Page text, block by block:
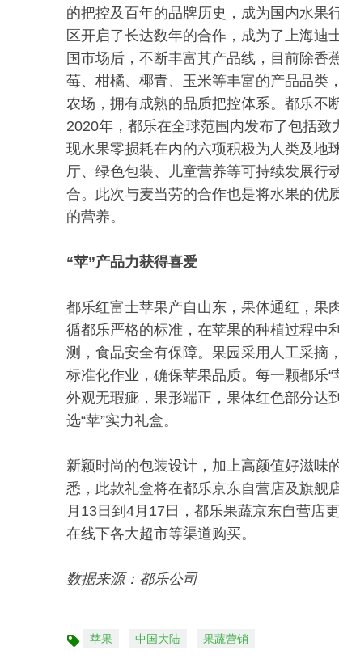
的把控及百年的品牌历史，成为国内水果
区开启了长达数年的合作，成为了上海迪
国市场后，不断丰富其产品线，目前除香
莓、柑橘、椰青、玉米等丰富的产品品类
农场，拥有成熟的品质把控体系。都乐不
2020年，都乐在全球范围内发布了包括
现水果零损耗在内的六项积极为人类及地
厅、绿色包装、儿童营养等可持续发展行
合。此次与麦当劳的合作也是将水果的优
的营养。
“苹”产品力获得喜爱
都乐红富士苹果产自山东，果体通红，果
循都乐严格的标准，在苹果的种植过程中
测，食品安全有保障。果园采用人工采摘
标准化作业，确保苹果品质。每一颗都乐
外观无瑕疵，果形端正，果体红色部分达
选“苹”实力礼盒。
新颖时尚的包装设计，加上高颜值好滋味
悉，此款礼盒将在都乐京东自营店及旗舰
月13日到4月17日，都乐果蔬京东自营店
在线下各大超市等渠道购买。
数据来源：都乐公司
标 苹果 中国大陆 果蔬营销